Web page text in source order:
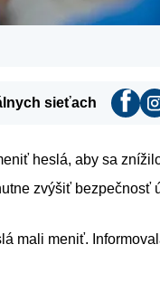
sieťach
heslá, aby sa
zvýšiť bezpečnosť
mali meniť.